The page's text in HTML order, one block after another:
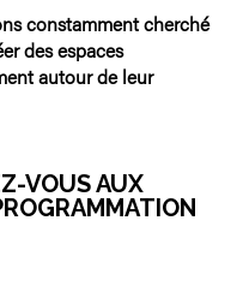
constamment cherché
des espaces
autour de leur
VOUS AUX